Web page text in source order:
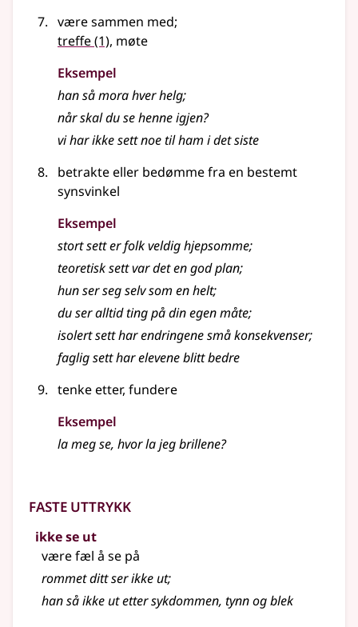
være sammen med;
treffe(1), møte
Eksempel
han så mora hver helg;
når skal du se henne igjen?
vi har ikke sett noe til ham i det siste
betrakte eller bedømme fra en bestemt
synsvinkel
Eksempel
stort sett er folk veldig hjepsomme;
teoretisk sett var det en god plan;
hun ser seg selv som en helt;
du ser alltid ting på din egen måte;
isolert sett har endringene små konsekvenser;
faglig sett har elevene blitt bedre
tenke etter, fundere
Eksempel
la meg se, hvor la jeg brillene?
Faste uttrykk
ikke se ut
være fæl å se på
rommet ditt ser ikke ut;
han så ikke ut etter sykdommen, tynn og blek